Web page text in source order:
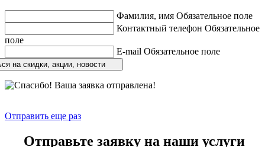
Фамилия, имя Обязательное поле
Контактный телефон Обязательное
поле
E-mail Обязательное поле
на скидки, акции, новости
Отправить еще раз
Отправьте заявку на наши услуги